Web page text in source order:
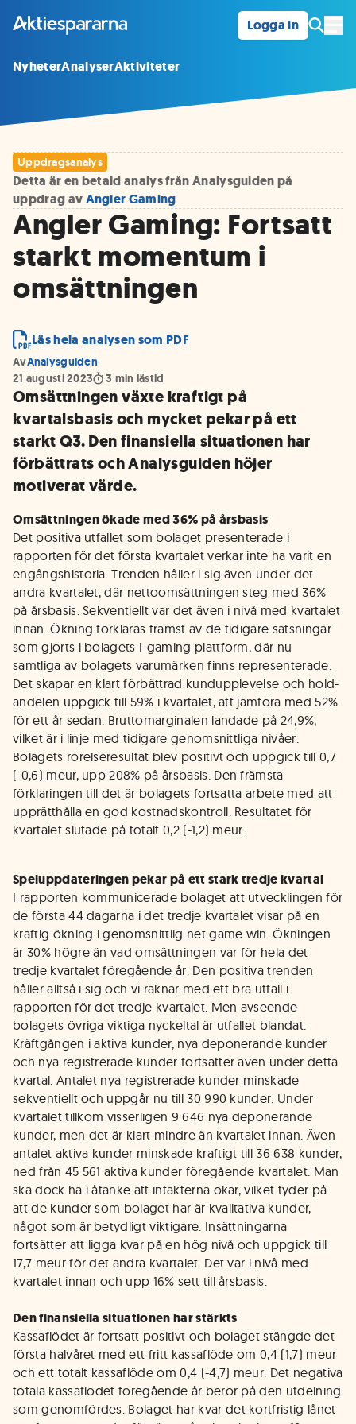
Logga in
NyheterAnalyserAktiviteter
Uppdragsanalys
Detta är en betald analys från Analysguiden på
uppdrag avAngler Gaming
Angler Gaming: Fortsatt
starkt momentum i
omsättningen
Läs hela analysen som PDF
AvAnalysguiden
21 augusti 2023
3 min lästid
Omsättningen växte kraftigt på
kvartalsbasis och mycket pekar på ett
starkt Q3. Den finansiella situationen har
förbättrats och Analysguiden höjer
motiverat värde.
Omsättningen ökade med 36% på årsbasis
Det positiva utfallet som bolaget presenterade i
rapporten för det första kvartalet verkar inte ha varit en
engångshistoria. Trenden håller i sig även under det
andra kvartalet, där nettoomsättningen steg med 36%
på årsbasis. Sekventiellt var det även i nivå med kvartalet
innan. Ökning förklaras främst av de tidigare satsningar
som gjorts i bolagets I-gaming plattform, där nu
samtliga av bolagets varumärken finns representerade.
Det skapar en klart förbättrad kundupplevelse och hold-
andelen uppgick till 59% i kvartalet, att jämföra med 52%
för ett år sedan. Bruttomarginalen landade på 24,9%,
vilket är i linje med tidigare genomsnittliga nivåer.
Bolagets rörelseresultat blev positivt och uppgick till 0,7
(-0,6) meur, upp 208% på årsbasis. Den främsta
förklaringen till det är bolagets fortsatta arbete med att
upprätthålla en god kostnadskontroll. Resultatet för
kvartalet slutade på totalt 0,2 (-1,2) meur.
Speluppdateringen pekar på ett stark tredje kvartal
I rapporten kommunicerade bolaget att utvecklingen för
de första 44 dagarna i det tredje kvartalet visar på en
kraftig ökning i genomsnittlig net game win. Ökningen
är 30% högre än vad omsättningen var för hela det
tredje kvartalet föregående år. Den positiva trenden
håller alltså i sig och vi räknar med ett bra utfall i
rapporten för det tredje kvartalet. Men avseende
bolagets övriga viktiga nyckeltal är utfallet blandat.
Kräftgången i aktiva kunder, nya deponerande kunder
och nya registrerade kunder fortsätter även under detta
kvartal. Antalet nya registrerade kunder minskade
sekventiellt och uppgår nu till 30 990 kunder. Under
kvartalet tillkom visserligen 9 646 nya deponerande
kunder, men det är klart mindre än kvartalet innan. Även
antalet aktiva kunder minskade kraftigt till 36 638 kunder,
ned från 45 561 aktiva kunder föregående kvartalet. Man
ska dock ha i åtanke att intäkterna ökar, vilket tyder på
att de kunder som bolaget har är kvalitativa kunder,
något som är betydligt viktigare. Insättningarna
fortsätter att ligga kvar på en hög nivå och uppgick till
17,7 meur för det andra kvartalet. Det var i nivå med
kvartalet innan och upp 16% sett till årsbasis.
Den finansiella situationen har stärkts
Kassaflödet är fortsatt positivt och bolaget stängde det
första halvåret med ett fritt kassaflöde om 0,4 (1,7) meur
och ett totalt kassaflöde om 0,4 (-4,7) meur. Det negativa
totala kassaflödet föregående år beror på den utdelning
som genomfördes. Bolaget har kvar det kortfristig lånet